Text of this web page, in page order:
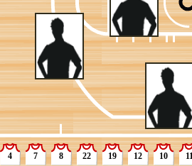
10
12
19
22
8
7
4